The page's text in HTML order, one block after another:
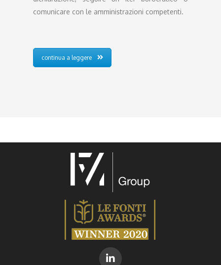
comunicare con le amministrazioni competenti.
continua a leggere